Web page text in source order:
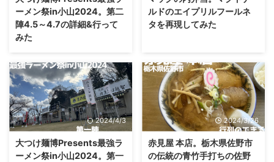
ーメン祭in小山2024。第二
陣4.5～4.7の詳細&行って
みた
ルドのエイプリルフールネ
タを再現してみた
2024/4/3
大つけ麺博Presents最強ラ
ーメン祭in小山2024。第一
2024/3/26
赤見屋 本店。栃木県佐野市
の伝統の青竹手打ちの佐野